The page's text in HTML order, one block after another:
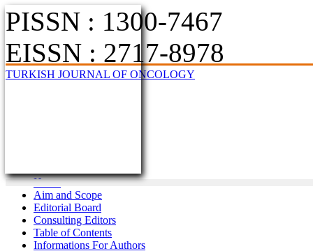
PISSN : 1300-7467
EISSN : 2717-8978
TURKISH JOURNAL OF ONCOLOGY
Home
Aim and Scope
Editorial Board
Consulting Editors
Table of Contents
Informations For Authors